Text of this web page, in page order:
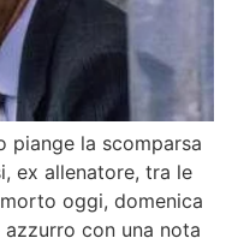
piange la scomparsa
ex allenatore, tra le
oggi, domenica
con una nota